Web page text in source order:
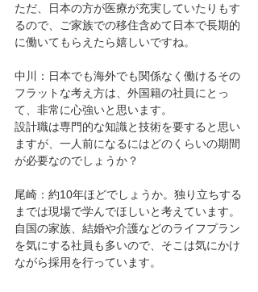
ただ、日本の方が医療が充実していたりもす
るので、ご家族での移住含めて日本で長期的
に働いてもらえたら嬉しいですね。
中川：日本でも海外でも関係なく働けるその
フラットな考え方は、外国籍の社員にとっ
て、非常に心強いと思います。
設計職は専門的な知識と技術を要すると思い
ますが、一人前になるにはどのくらいの期間
が必要なのでしょうか？
尾崎：約10年ほどでしょうか。独り立ちする
までは現場で学んでほしいと考えています。
自国の家族、結婚や介護などのライフプラン
を気にする社員も多いので、そこは気にかけ
ながら採用を行っています。